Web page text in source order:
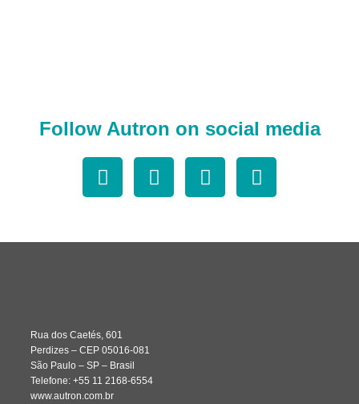
Follow Autron on social media
Rua dos Caetés, 601
Perdizes – CEP 05016-081
São Paulo – SP – Brasil
Telefone: +55 11 2168-6554
www.autron.com.br